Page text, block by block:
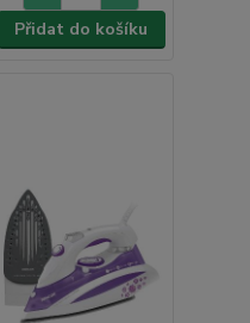
Přidat do košíku